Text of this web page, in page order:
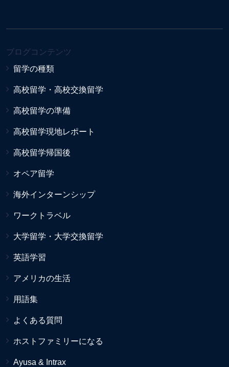
ブログコンテンツ
留学の種類
高校留学・高校交換留学
高校留学の準備
高校留学現地レポート
高校留学帰国後
オペア留学
海外インターンシップ
ワークトラベル
大学留学・大学交換留学
英語学習
アメリカの生活
用語集
よくある質問
ホストファミリーになる
Ayusa & Intrax